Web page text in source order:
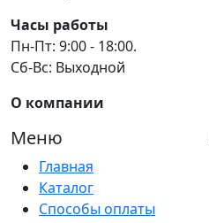
Часы работы
Пн-Пт: 9:00 - 18:00.
Сб-Вс: Выходной
О компании
Меню
Главная
Каталог
Способы оплаты